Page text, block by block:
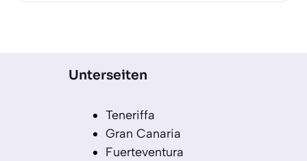
Unterseiten
Teneriffa
Gran Canaria
Fuerteventura